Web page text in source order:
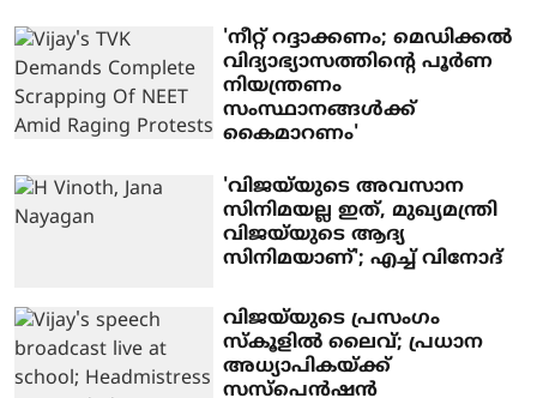
'നീറ്റ് റദ്ദാക്കണം; മെഡിക്കല്‍
വിദ്യാഭ്യാസത്തിന്റെ പൂര്‍ണ
നിയന്ത്രണം
സംസ്ഥാനങ്ങള്‍ക്ക്
കൈമാറണം'
'വിജയ്‌യുടെ അവസാന
സിനിമയല്ല ഇത്, മുഖ്യമന്ത്രി
വിജയ്‌യുടെ ആദ്യ
സിനിമയാണ്'; എച്ച് വിനോദ്
വിജയ്‌യുടെ പ്രസംഗം
സ്‌കൂളില്‍ ലൈവ്; പ്രധാന
അധ്യാപികയ്ക്ക്
സസ്‌പെന്‍ഷന്‍